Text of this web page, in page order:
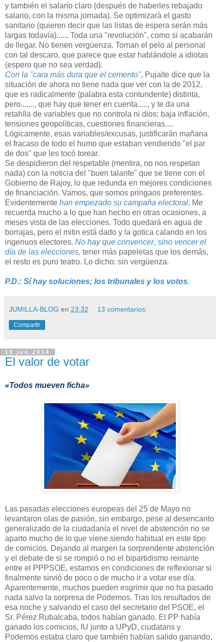
y también el salario claro (después de haberles rebajado
salario, con la misma jornada). Se optimizará el gasto
sanitario (quieren decir que las listas de espera serán más
largas todavía)....., Toda una "revolución", como si acabarán
de llegar. No tienen vergüenza. Toman el pelo al personal
con tal descaro, que parece que estar hablándole a idiotas
(espero que no sea verdad).
Con la "cara más dura que el cemento", Pujalte dice que la
situación de ahora no tiene nada que ver con la de 2012,
que es radicalmente (palabra esta contundente) distinta,
pero......., que hay que tener en cuenta....., y te da una
retahíla de variables que no controla ni dios: baja inflación,
tensiones geopolíticas, cuestiones financieras....
Lógicamente, esas variables/excusas, justificarán mañana
el fracaso de todo el humo que estaban vendiendo "el par
de dos" que les tocó torear.
Se despidieron del respetable (mentira, no nos respetan
nada) con la noticia del "buen talante" que se tiene con el
Gobierno de Rajoy, lo que redunda en mejores condiciones
de financiación. Vamos, que somos pringaos preferentes.
Evidentemente han empezado su campaña electoral. Me
recuerda mucho a lo que han hecho en otras ocasiones, a
meses vista de las elecciones. Todo quedará en agua de
borrajas, pero el mitin está dado y la gotica calando en los
ingenuos electores. No hay que convencer, sino vencer el
día de las elecciones, tener más papeletas que los demás,
el resto es puro teatro. Lo dicho: sin vergüenza.
P.D.: Sí hay soluciones; los tribunales y los votos.
JUMILLA-BLOG en 23:32 13 comentarios:
Compartir
18 jun 2014
El valor de votar
«Todos mueven ficha»
Las pasadas elecciones europeas del 25 de Mayo no
levantaron olas de pasión, sin embargo, pese al desencanto
generalizado de la ciudadanía el nivel de abstención no se
aparto mucho de lo que viene siendo habitual en este tipo
de comicios. Dejando al margen la sorprendente abstención
y el debate de si se rompió o no el bipartidismo reinante
entre el PPPSOE, estamos en condiciones de reflexionar si
finalmente sirvió de poco o de mucho ir a votar ese día.
Aparentemente, muchos pueden esgrimir que no ha pasado
nada salvo la sorpresa de Podemos. Tras los resultados de
esa noche y salvando el caso del secretario del PSOE, el
Sr. Pérez Rubalcaba, todos habían ganado. El PP había
ganado los comicios, IU junto a UPyD, ciudatans y
Podemos estaba claro que también habían salido ganando,